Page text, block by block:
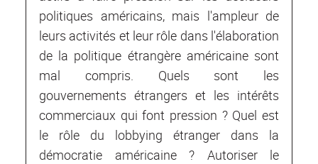
politiques américains, mais l'ampleur de
leurs activités et leur rôle dans l'élaboration
de la politique étrangère américaine sont
mal compris. Quels sont les
gouvernements étrangers et les intérêts
commerciaux qui font pression ? Quel est
le rôle du lobbying étranger dans la
démocratie américaine ? Autoriser le